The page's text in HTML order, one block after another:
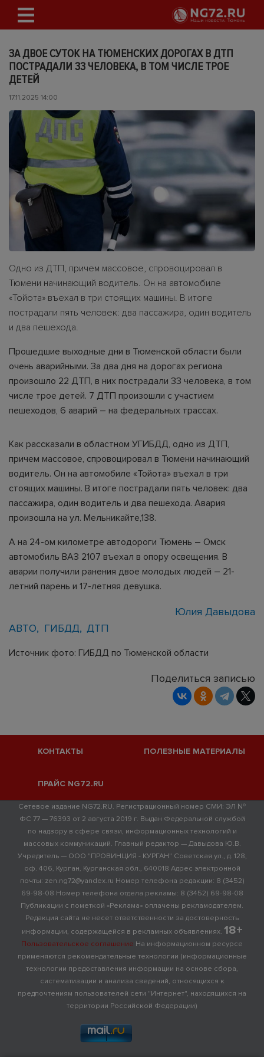
ЗА ДВОЕ СУТОК НА ТЮМЕНСКИХ ДОРОГАХ В ДТП
ПОСТРАДАЛИ 33 ЧЕЛОВЕКА, В ТОМ ЧИСЛЕ ТРОЕ
ДЕТЕЙ
17.11.2025 14:00
Одно из ДТП, причем массовое, спровоцировал в
Тюмени начинающий водитель. Он на автомобиле
«Тойота» въехал в три стоящих машины. В итоге
пострадали пять человек: два пассажира, один водитель
и два пешехода.
Прошедшие выходные дни в Тюменской области были
очень аварийными. За два дня на дорогах региона
произошло 22 ДТП, в них пострадали 33 человека, в том
числе трое детей. 7 ДТП произошли с участием
пешеходов, 6 аварий – на федеральных трассах.
Как рассказали в областном УГИБДД, одно из ДТП,
причем массовое, спровоцировал в Тюмени начинающий
водитель. Он на автомобиле «Тойота» въехал в три
стоящих машины. В итоге пострадали пять человек: два
пассажира, один водитель и два пешехода. Авария
произошла на ул. Мельникайте,138.
А на 24-ом километре автодороги Тюмень – Омск
автомобиль ВАЗ 2107 въехал в опору освещения. В
аварии получили ранения двое молодых людей – 21-
летний парень и 17-летняя девушка.
Юлия Давыдова
АВТО
ГИБДД ДТП
Источник фото: ГИБДД по Тюменской области
Поделиться записью
КОНТАКТЫ ПОЛЕЗНЫЕ МАТЕРИАЛЫ
ПРАЙС NG72.RU
Сетевое издание NG72.RU. Регистрационный номер СМИ: ЭЛ №
ФС 77 — 76393 от 2 августа 2019 г. Выдан Федеральной службой
по надзору в сфере связи, информационных технологий и
массовых коммуникаций. Главный редактор — Давыдова Ю.В.
Учредитель — ООО "ПРОВИНЦИЯ - КУРГАН" Советская ул., д. 128,
оф. 406, Курган, Курганская обл., 640018 Адрес электронной
почты: zen.ng72@yandex.ru Номер телефона редакции: 8 (3452)
69-98-08 Номер телефона отдела рекламы: 8 (3452) 69-98-08
Публикации с пометкой «Реклама» оплачены рекламодателем.
Редакция сайта не несет ответственности за достоверность
информации, содержащейся в рекламных объявлениях. 18+
Пользовательское соглашение На информационном ресурсе
применяются рекомендательные технологии (информационные
технологии предоставления информации на основе сбора,
систематизации и анализа сведений, относящихся к
предпочтениям пользователей сети "Интернет", находящихся на
территории Российской Федерации)